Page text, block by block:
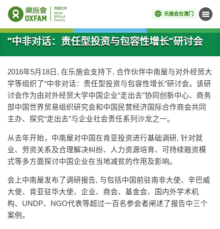
乐施会在澳门 菜单
开始主要内容
“中非对话：责任型投资与包容性增长”研讨会
2016年5月18日, 在乐施会支持下, 合作伙伴中南屋与对外经贸大
学等组织了“中非对话：责任型投资与包容性增长”研讨会。该研
讨会作为由对外经贸大学中国企业“走出去”协同创新中心、商务
部中国世界贸易组织研究会和中国民营经济国际合作商会共同
主办、探究“走出去”与企业社会责任系列沙龙之一。
从去年开始，中南屋对中国在肯亚投资进行基础调研, 针对就
业、劳资关系及合理解决纠纷、人力资源培育、可持续融资模
式等多方面探讨中国企业在当地减贫的作用及影响。
会上中南屋发布了调研报告, 与包括中国前驻南非大使、辛巴威
大使、肯亚驻华大使、企业、商会、基金会、国内外学术机
构、UNDP、NGO代表等超过一百名参会者闸述了报告中三个
案例。